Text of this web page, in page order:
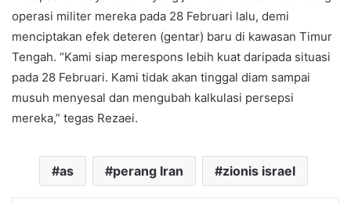
operasi militer mereka pada 28 Februari lalu, demi
menciptakan efek deteren (gentar) baru di kawasan Timur
Tengah. “Kami siap merespons lebih kuat daripada situasi
pada 28 Februari. Kami tidak akan tinggal diam sampai
musuh menyesal dan mengubah kalkulasi persepsi
mereka,” tegas Rezaei.
as perang Iran zionis israel